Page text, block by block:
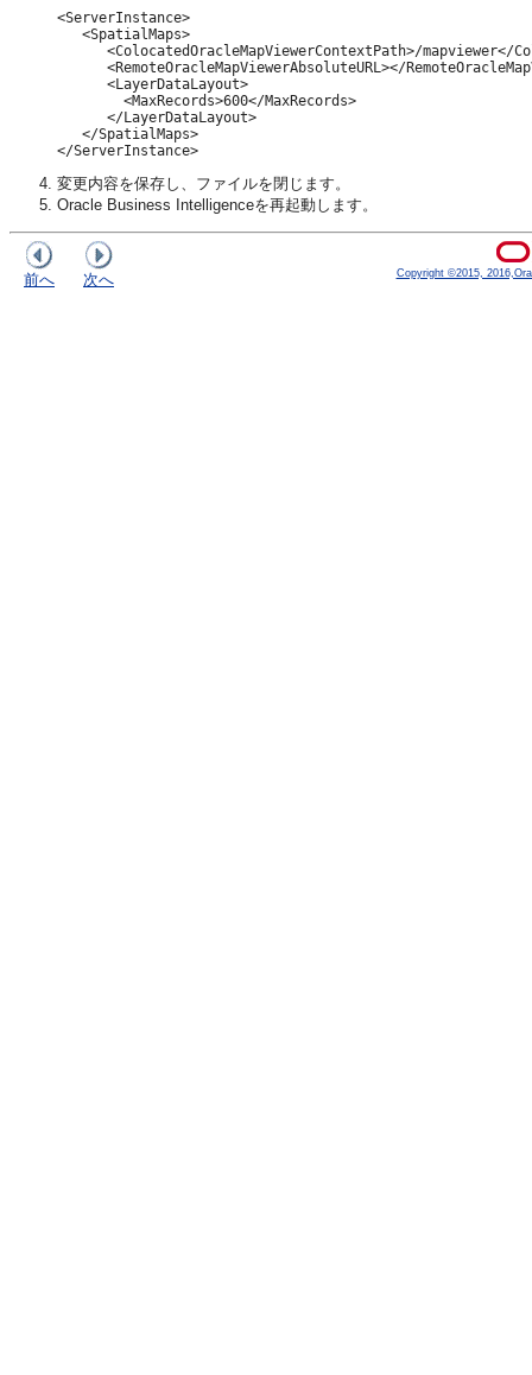
<ServerInstance>
<SpatialMaps>
<ColocatedOracleMapViewerContextPath>/mapviewer</
<RemoteOracleMapViewerAbsoluteURL></
<LayerDataLayout>
<MaxRecords>600</MaxRecords>
</LayerDataLayout>
</SpatialMaps>
変更内容を保存し、ファイルを閉じます。
Oracle Business Intelligenceを再起動します。
前へ 次へ Copyright ©2015,